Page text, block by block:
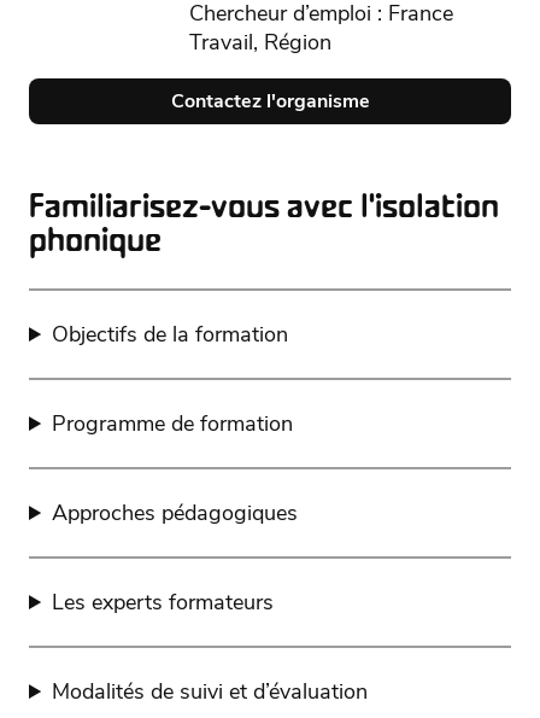
Chercheur d’emploi : France
Travail, Région
Contactez l'organisme
Familiarisez-vous avec l'isolation
phonique
Objectifs de la formation
Programme de formation
Approches pédagogiques
Les experts formateurs
Modalités de suivi et d’évaluation